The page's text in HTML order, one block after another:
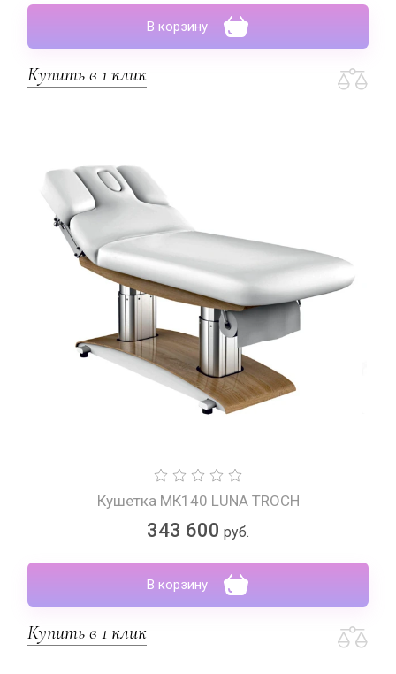
В корзину
Купить в 1 клик
Кушетка МК140 LUNA TROCH
343 600 руб.
В корзину
Купить в 1 клик